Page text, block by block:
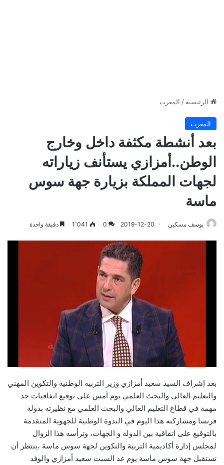
الرئيسية / المغرب
المغرب
بعد أنشطة مكثفة داخل وخارج
الوطن..أمزازي يستأنف زياراته
لجهات المملكة بزيارة جهة سوس
ماسة
يوسف مسكين 2019-12-20
0 1٬041 دقيقة واحدة
بعد إشراف السيد سعيد أمزازي وزير التربية الوطنية والتكوين المهني
والتعليم العالي والبحث العلمي يوم أمس على توقيع اتفاقيات جد
مهمة في قطاع التعليم العالي والبحث العلمي مع نظيرته بدولة
فرنسا ومشاركته هذا اليوم في الندوة الوطنية للجهوية المتقدمة
بالتوقيع على اتفاقية بين الدولة و الجهات، وترأسه هذا الزوال
لمجلس إدارة أكاديمية التربية والتكوين لجهة سوس ماسة ،ينتظر أن
تستقبل جهة سوس ماسة يوم غد السبت سعيد أمزازي والوفد